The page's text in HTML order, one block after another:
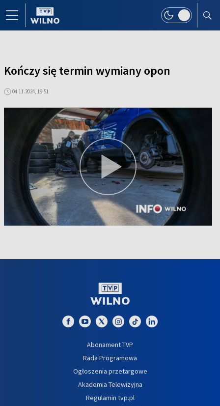
Kończy się termin wymiany opon
04.11.2024, 19:51
Abonament TVP
Rada Programowa
Ogłoszenia przetargowe
Akademia Telewizyjna
Regulamin tvp.pl